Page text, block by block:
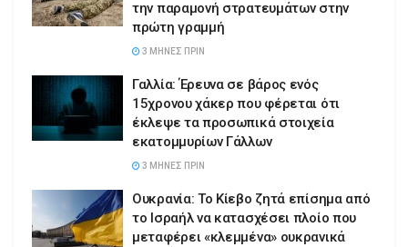
την παραμονή στρατευμάτων στην
πρώτη γραμμή
3 ΜΉΝΕΣ ΠΡΙΝ
Γαλλία: Έρευνα σε βάρος ενός
15χρονου χάκερ που φέρεται ότι
έκλεψε τα προσωπικά στοιχεία
εκατομμυρίων Γάλλων
3 ΜΉΝΕΣ ΠΡΙΝ
Ουκρανία: Το Κίεβο ζητά επίσημα από
το Ισραήλ να κατασχέσει πλοίο που
μεταφέρει «κλεμμένα» ουκρανικά